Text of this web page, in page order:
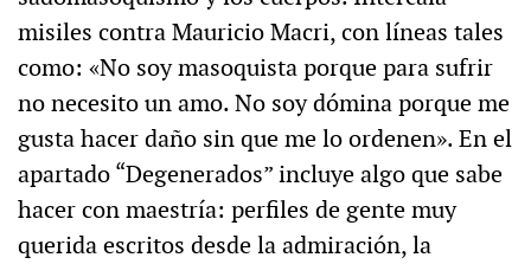
misiles contra Mauricio Macri, con líneas tales
como: «No soy masoquista porque para sufrir
no necesito un amo. No soy dómina porque me
gusta hacer daño sin que me lo ordenen». En el
apartado “Degenerados” incluye algo que sabe
hacer con maestría: perfiles de gente muy
querida escritos desde la admiración, la